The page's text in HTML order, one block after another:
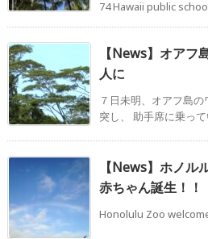
74 Hawaii public
【News】オアフ
人に
７日未明、オアフ島
突し、 助手席に乗っ
【News】ホノル
赤ちゃん誕生！！
Honolulu Zoo